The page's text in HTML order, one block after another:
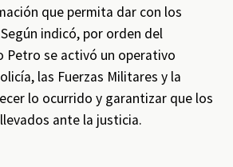
que permita dar con los
indicó, por orden del
Petro se activó un operativo
las Fuerzas Militares y la
lo ocurrido y garantizar que los
ante la justicia.